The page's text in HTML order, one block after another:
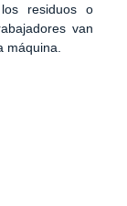
residuos o
van
máquina.